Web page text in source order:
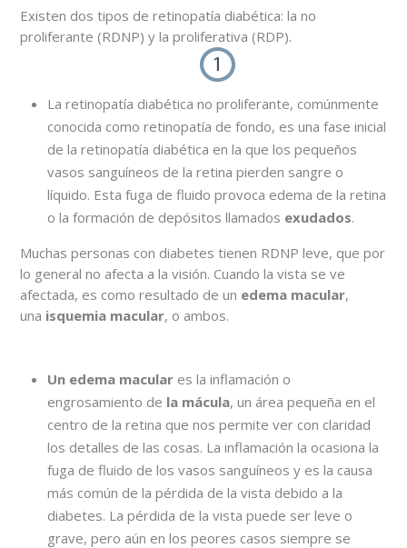
Existen dos tipos de retinopatía diabética: la no
proliferante (RDNP) y la proliferativa (RDP).
La retinopatía diabética no proliferante, comúnmente
conocida como retinopatía de fondo, es una fase inicial
de la retinopatía diabética en la que los pequeños
vasos sanguíneos de la retina pierden sangre o
líquido. Esta fuga de fluido provoca edema de la retina
o la formación de depósitos llamados exudados.
Muchas personas con diabetes tienen RDNP leve, que por
lo general no afecta a la visión. Cuando la vista se ve
afectada, es como resultado de un edema macular,
una isquemia macular, o ambos.
Un edema macular es la inflamación o
engrosamiento de la mácula, un área pequeña en el
centro de la retina que nos permite ver con claridad
los detalles de las cosas. La inflamación la ocasiona la
fuga de fluido de los vasos sanguíneos y es la causa
más común de la pérdida de la vista debido a la
diabetes. La pérdida de la vista puede ser leve o
grave, pero aún en los peores casos siempre se